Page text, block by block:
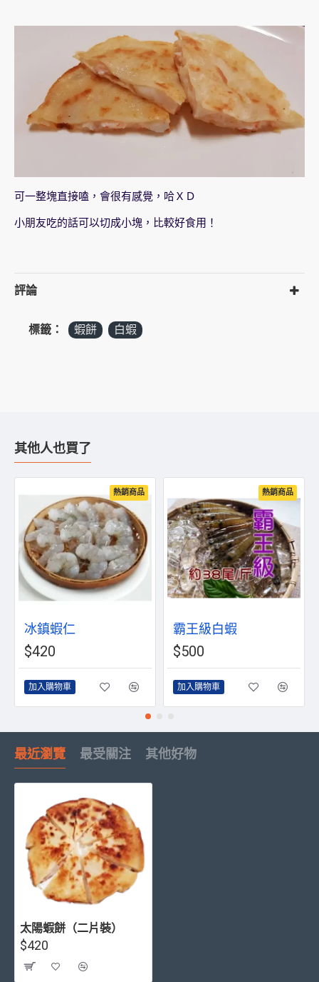
可一整塊直接嗑，會很有感覺，哈ＸＤ
小朋友吃的話可以切成小塊，比較好食用！
評論
標籤： 蝦餅 白蝦
其他人也買了
熱銷商品
冰鎮蝦仁
$420
加入購物車
熱銷商品
霸王級白蝦
$500
加入購物車
最近瀏覽 最受關注 其他好物
太陽蝦餅（二片裝）
$420